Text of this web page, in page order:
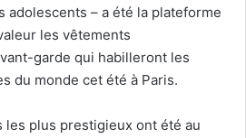
adolescents – a été la plateforme
les vêtements
garde qui habilleront les
du monde cet été à Paris.
les plus prestigieux ont été au